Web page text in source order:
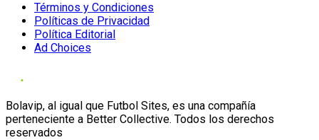
Términos y Condiciones
Políticas de Privacidad
Política Editorial
Ad Choices
Bolavip, al igual que Futbol Sites, es una compañía
perteneciente a Better Collective. Todos los derechos
reservados